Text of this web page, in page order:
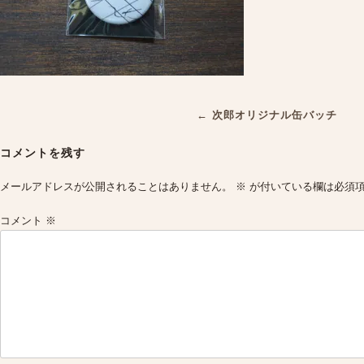
← 次郎オリジナル缶バッチ
コメントを残す
メールアドレスが公開されることはありません。 ※ が付いている欄は必須
コメント ※